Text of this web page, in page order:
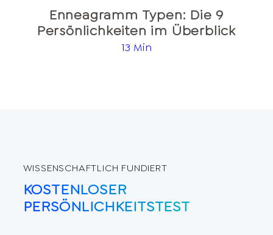
Enneagramm Typen: Die 9
Persönlichkeiten im Überblick
13 Min
WISSENSCHAFTLICH FUNDIERT
KOSTENLOSER
PERSÖNLICHKEITSTEST